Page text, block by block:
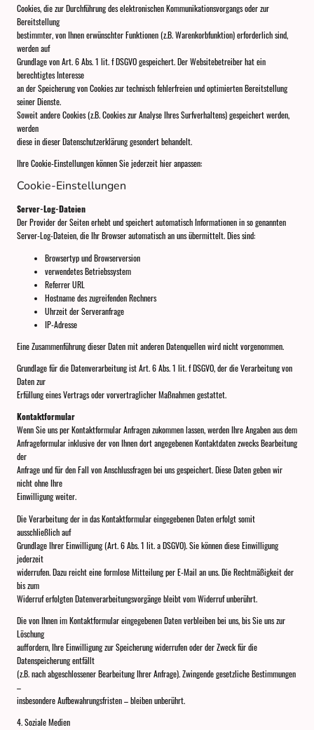
Cookies, die zur Durchführung des elektronischen Kommunikationsvorgangs oder zur
Bereitstellung
bestimmter, von Ihnen erwünschter Funktionen (z.B. Warenkorbfunktion) erforderlich sind,
werden auf
Grundlage von Art. 6 Abs. 1 lit. f DSGVO gespeichert. Der Websitebetreiber hat ein
berechtigtes Interesse
an der Speicherung von Cookies zur technisch fehlerfreien und optimierten Bereitstellung
seiner Dienste.
Soweit andere Cookies (z.B. Cookies zur Analyse Ihres Surfverhaltens) gespeichert werden,
werden
diese in dieser Datenschutzerklärung gesondert behandelt.
Ihre Cookie-Einstellungen können Sie jederzeit hier anpassen:
Cookie-Einstellungen
Server-Log-Dateien
Der Provider der Seiten erhebt und speichert automatisch Informationen in so genannten
Server-Log-Dateien, die Ihr Browser automatisch an uns übermittelt. Dies sind:
Browsertyp und Browserversion
verwendetes Betriebssystem
Referrer URL
Hostname des zugreifenden Rechners
Uhrzeit der Serveranfrage
IP-Adresse
Eine Zusammenführung dieser Daten mit anderen Datenquellen wird nicht vorgenommen.
Grundlage für die Datenverarbeitung ist Art. 6 Abs. 1 lit. f DSGVO, der die Verarbeitung von
Daten zur
Erfüllung eines Vertrags oder vorvertraglicher Maßnahmen gestattet.
Kontaktformular
Wenn Sie uns per Kontaktformular Anfragen zukommen lassen, werden Ihre Angaben aus dem
Anfrageformular inklusive der von Ihnen dort angegebenen Kontaktdaten zwecks Bearbeitung
der
Anfrage und für den Fall von Anschlussfragen bei uns gespeichert. Diese Daten geben wir
nicht ohne Ihre
Einwilligung weiter.
Die Verarbeitung der in das Kontaktformular eingegebenen Daten erfolgt somit
ausschließlich auf
Grundlage Ihrer Einwilligung (Art. 6 Abs. 1 lit. a DSGVO). Sie können diese Einwilligung
jederzeit
widerrufen. Dazu reicht eine formlose Mitteilung per E-Mail an uns. Die Rechtmäßigkeit der
bis zum
Widerruf erfolgten Datenverarbeitungsvorgänge bleibt vom Widerruf unberührt.
Die von Ihnen im Kontaktformular eingegebenen Daten verbleiben bei uns, bis Sie uns zur
Löschung
auffordern, Ihre Einwilligung zur Speicherung widerrufen oder der Zweck für die
Datenspeicherung entfällt
(z.B. nach abgeschlossener Bearbeitung Ihrer Anfrage). Zwingende gesetzliche Bestimmungen
–
insbesondere Aufbewahrungsfristen – bleiben unberührt.
4. Soziale Medien